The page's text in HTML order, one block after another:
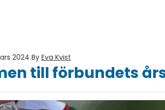
2024 By Eva Kvist
till förbundets